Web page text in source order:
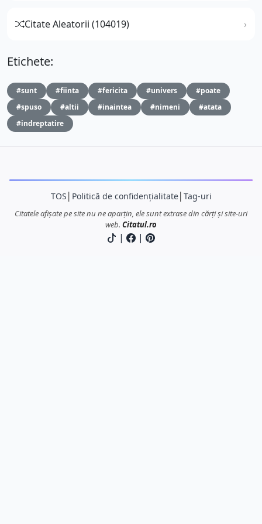
Citate Aleatorii (104019)
Etichete:
#sunt #fiinta #fericita #univers
#poate
#spuso
#altii #inaintea #nimeni
#atata
#indreptatire
TOS Politică de confidențialitate│ Tag-uri
Citatele afișate pe site nu ne aparțin, ele sunt extrase din cărți și site-uri
web. Citatul.ro
| |